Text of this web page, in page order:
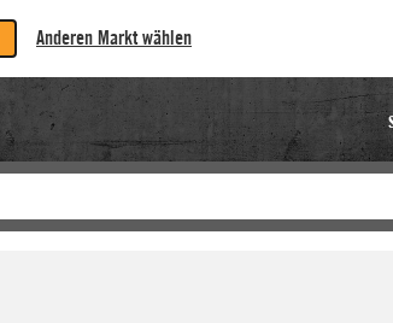
Anderen Markt wählen